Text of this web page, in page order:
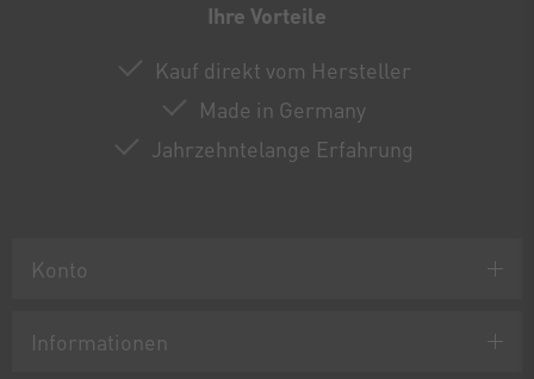
Ihre Vorteile
Kauf direkt vom Hersteller
Made in Germany
Jahrzehntelange Erfahrung
Konto
Informationen